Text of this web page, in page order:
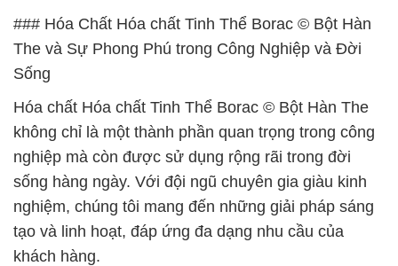
### Hóa Chất Hóa chất Tinh Thể Borac © Bột Hàn
The và Sự Phong Phú trong Công Nghiệp và Đời
Sống
Hóa chất Hóa chất Tinh Thể Borac © Bột Hàn The
không chỉ là một thành phần quan trọng trong công
nghiệp mà còn được sử dụng rộng rãi trong đời
sống hàng ngày. Với đội ngũ chuyên gia giàu kinh
nghiệm, chúng tôi mang đến những giải pháp sáng
tạo và linh hoạt, đáp ứng đa dạng nhu cầu của
khách hàng.